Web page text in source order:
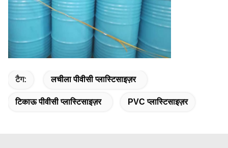
टैग: लचीला पीवीसी प्लास्टिसाइज़र
टिकाऊ पीवीसी प्लास्टिसाइज़र PVC प्लास्टिसाइज़र